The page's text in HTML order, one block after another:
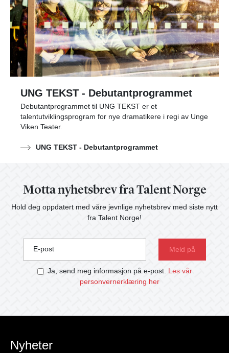
UNG TEKST - Debutantprogrammet
Debutantprogrammet til UNG TEKST er et
talentutviklingsprogram for nye dramatikere i regi av Unge
Viken Teater.
UNG TEKST - Debutantprogrammet
Motta nyhetsbrev fra Talent Norge
Hold deg oppdatert med våre jevnlige nyhetsbrev med siste nytt
fra Talent Norge!
E-post
Ja, send meg informasjon på e-post. Les vår
personvernerklæring her
Nyheter